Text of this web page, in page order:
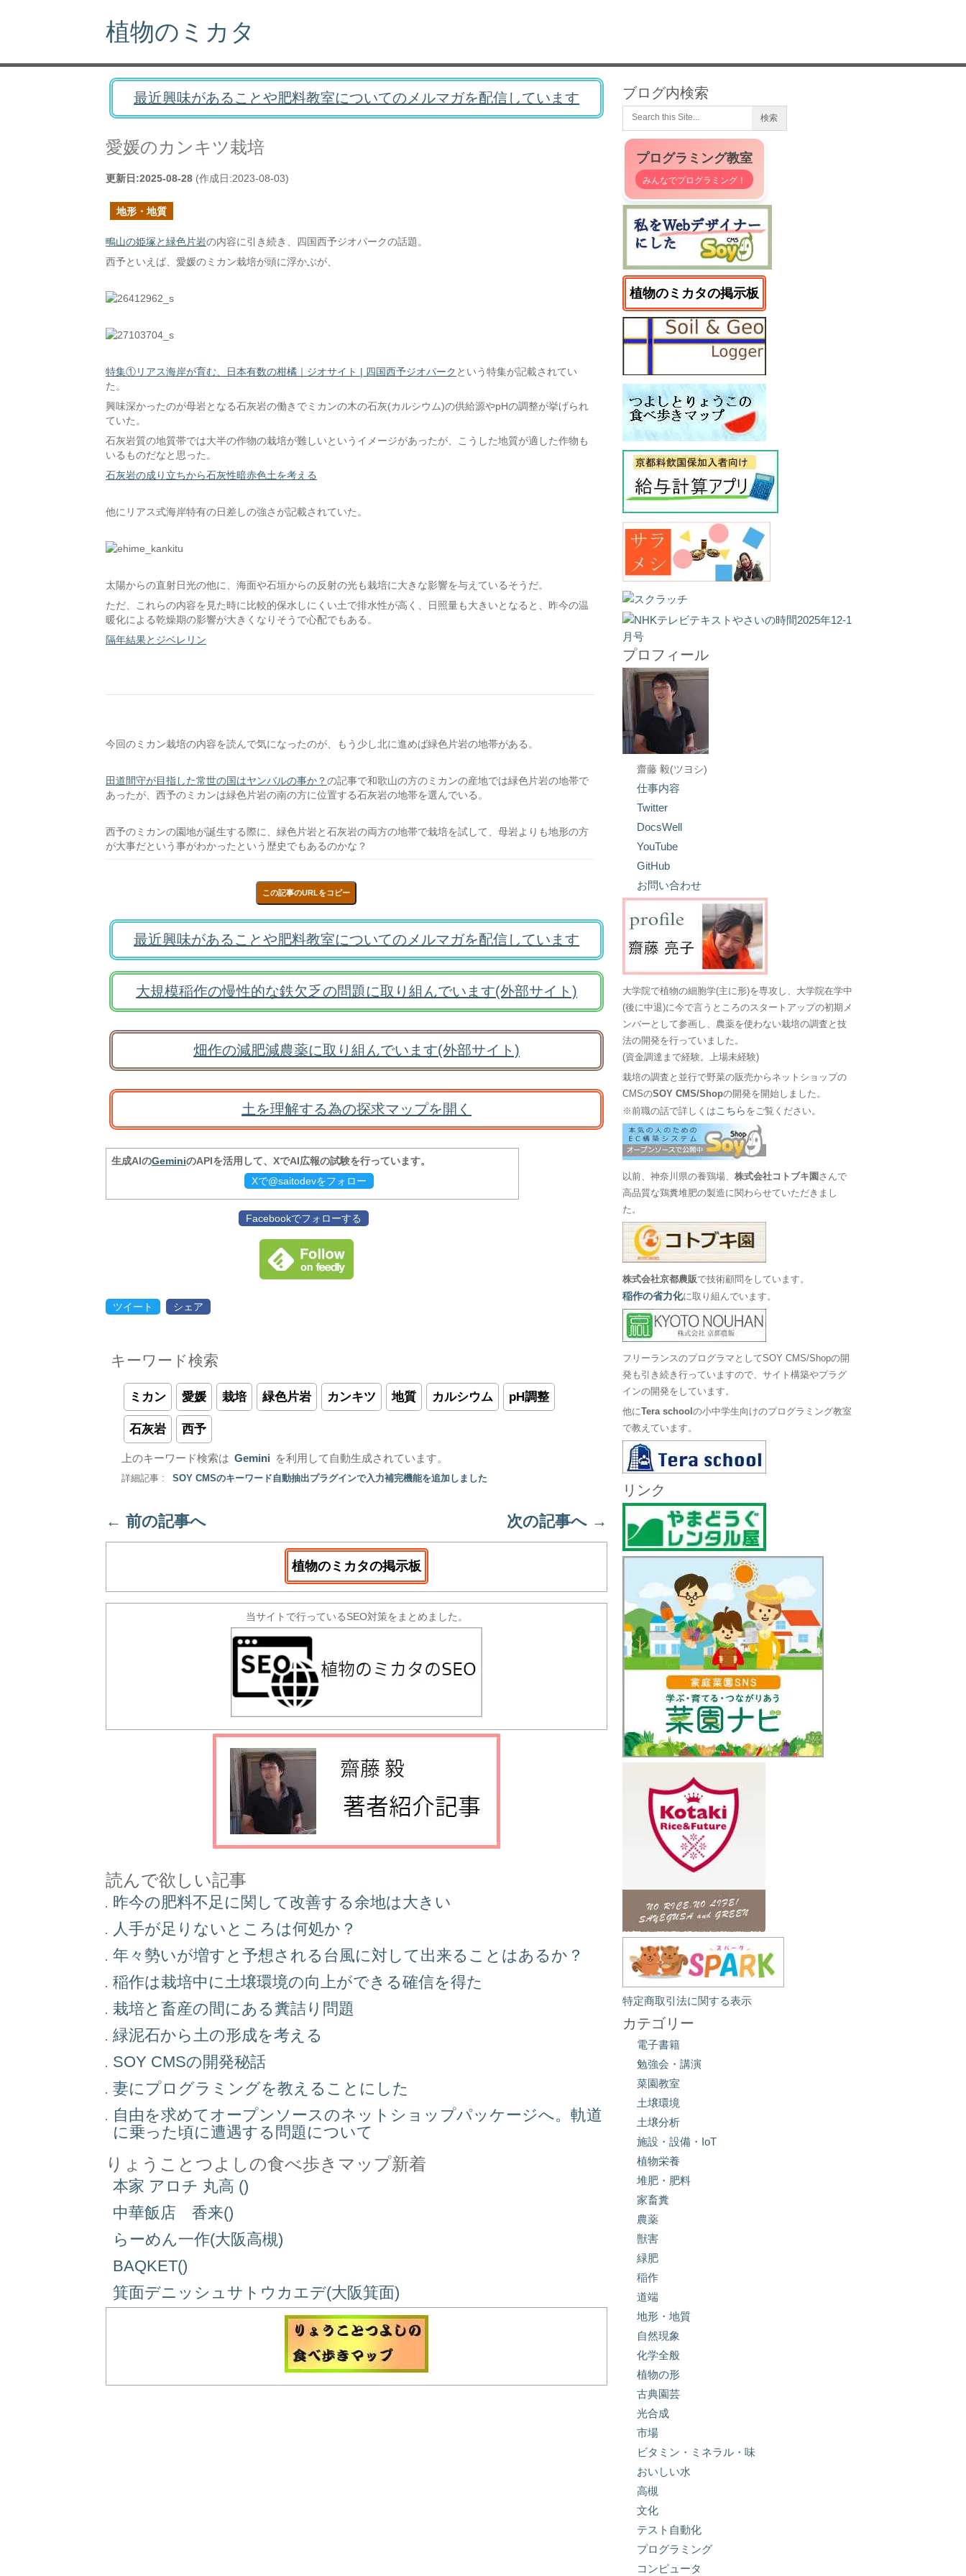
植物のミカタ
最近興味があることや肥料教室についてのメルマガを配信しています
愛媛のカンキツ栽培
更新日:2025-08-28 (作成日:2023-08-03)
地形・地質
鴫山の姫塚と緑色片岩の内容に引き続き、四国西予ジオパークの話題。
西予といえば、愛媛のミカン栽培が頭に浮かぶが、
特集①リアス海岸が育む、日本有数の柑橘｜ジオサイト | 四国西予ジオパーク という特集が記載されてい
た。
興味深かったのが母岩となる石灰岩の働きでミカンの木の石灰(カルシウム)の供給源やpHの調整が挙げられ
ていた。
石灰岩質の地質帯では大半の作物の栽培が難しいというイメージがあったが、こうした地質が適した作物も
いるものだなと思った。
石灰岩の成り立ちから石灰性暗赤色土を考える
他にリアス式海岸特有の日差しの強さが記載されていた。
太陽からの直射日光の他に、海面や石垣からの反射の光も栽培に大きな影響を与えているそうだ。
ただ、これらの内容を見た時に比較的保水しにくい土で排水性が高く、日照量も大きいとなると、昨今の温
暖化による乾燥期の影響が大きくなりそうで心配でもある。
隔年結果とジベレリン
今回のミカン栽培の内容を読んで気になったのが、もう少し北に進めば緑色片岩の地帯がある。
田道間守が目指した常世の国はヤンバルの事か？の記事で和歌山の方のミカンの産地では緑色片岩の地帯で
あったが、西予のミカンは緑色片岩の南の方に位置する石灰岩の地帯を選んでいる。
西予のミカンの園地が誕生する際に、緑色片岩と石灰岩の両方の地帯で栽培を試して、母岩よりも地形の方
が大事だという事がわかったという歴史でもあるのかな？
この記事のURLをコピー
最近興味があることや肥料教室についてのメルマガを配信しています
大規模稲作の慢性的な鉄欠乏の問題に取り組んでいます(外部サイト)
畑作の減肥減農薬に取り組んでいます(外部サイト)
土を理解する為の探求マップを開く
生成AIのGeminiのAPIを活用して、XでAI広報の試験を行っています。
Xで@saitodevをフォロー
Facebookでフォローする
ツイート シェア
キーワード検索
ミカン 愛媛 栽培 緑色片岩 カンキツ 地質 カルシウム pH調整
石灰岩 西予
上のキーワード検索は Gemini を利用して自動生成されています。
詳細記事 : SOY CMSのキーワード自動抽出プラグインで入力補完機能を追加しました
← 前の記事へ 次の記事へ →
植物のミカタの掲示板
当サイトで行っているSEO対策をまとめました。
読んで欲しい記事
昨今の肥料不足に関して改善する余地は大きい
人手が足りないところは何処か？
年々勢いが増すと予想される台風に対して出来ることはあるか？
稲作は栽培中に土壌環境の向上ができる確信を得た
栽培と畜産の間にある糞詰り問題
緑泥石から土の形成を考える
SOY CMSの開発秘話
妻にプログラミングを教えることにした
自由を求めてオープンソースのネットショップパッケージへ。軌道
に乗った頃に遭遇する問題について
りょうことつよしの食べ歩きマップ新着
本家 アロチ 丸高 ()
中華飯店 香来()
らーめん一作(大阪高槻)
BAQKET()
箕面デニッシュサトウカエデ(大阪箕面)
ブログ内検索
プログラミング教室
みんなでプログラミング！
植物のミカタの掲示板
プロフィール
齋藤 毅(ツヨシ)
仕事内容
Twitter
DocsWell
YouTube
GitHub
お問い合わせ
大学院で植物の細胞学(主に形)を専攻し、大学院在学中
(後に中退)に今で言うところのスタートアップの初期メ
ンバーとして参画し、農薬を使わない栽培の調査と技
法の開発を行っていました。
(資金調達まで経験。上場未経験)
栽培の調査と並行で野菜の販売からネットショップの
CMSのSOY CMS/Shopの開発を開始しました。
※前職の話で詳しくは こちら をご覧ください。
以前、神奈川県の養鶏場、株式会社コトブキ園 さんで
高品質な鶏糞堆肥の製造に関わらせていただきまし
た。
株式会社京都農販で技術顧問をしています。
稲作の省力化に取り組んでいます。
フリーランスのプログラマとしてSOY CMS/Shopの開
発も引き続き行っていますので、サイト構築やプラグ
インの開発をしています。
他にTera schoolの小中学生向けのプログラミング教室
で教えています。
リンク
特定商取引法に関する表示
カテゴリー
電子書籍
勉強会・講演
菜園教室
土壌環境
土壌分析
施設・設備・IoT
植物栄養
堆肥・肥料
家畜糞
農薬
獣害
緑肥
稲作
道端
地形・地質
自然現象
化学全般
植物の形
古典園芸
光合成
市場
ビタミン・ミネラル・味
おいしい水
高槻
文化
テスト自動化
プログラミング
コンピュータ